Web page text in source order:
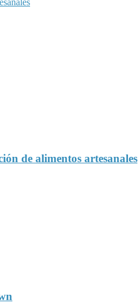
de alimentos artesanales